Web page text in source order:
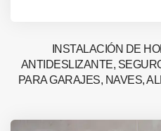
INSTALACIÓN DE
ANTIDESLIZANTE,
PARA GARAJES, NAVES,